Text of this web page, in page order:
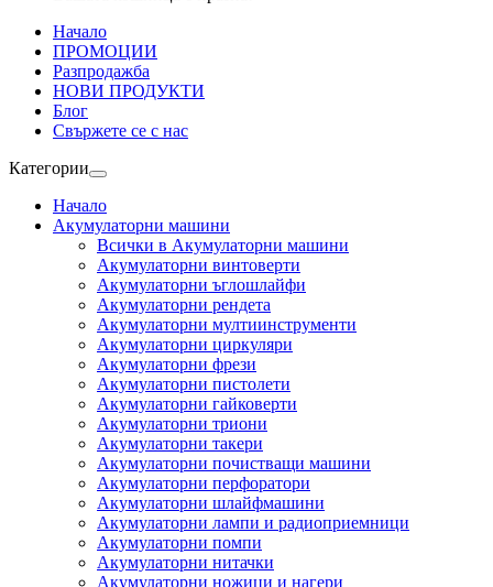
Начало
ПРОМОЦИИ
Разпродажба
НОВИ ПРОДУКТИ
Блог
Свържете се с нас
Категории
Начало
Акумулаторни машини
Всички в Акумулаторни машини
Акумулаторни винтоверти
Акумулаторни ъглошлайфи
Акумулаторни рендета
Акумулаторни мултиинструменти
Акумулаторни циркуляри
Акумулаторни фрези
Акумулаторни пистолети
Акумулаторни гайковерти
Акумулаторни триони
Акумулаторни такери
Акумулаторни почистващи машини
Акумулаторни перфоратори
Акумулаторни шлайфмашини
Акумулаторни лампи и радиоприемници
Акумулаторни помпи
Акумулаторни нитачки
Акумулаторни ножици и нагери